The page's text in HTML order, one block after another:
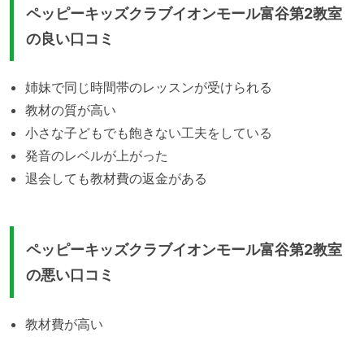
ペッピーキッズクラブイオンモール富谷第2教室
の良い口コミ
姉妹で同じ時間帯のレッスンが受けられる
教材の質が高い
小さな子どもでも飽きない工夫をしている
発音のレベルが上がった
退会しても教材費の返金がある
ペッピーキッズクラブイオンモール富谷第2教室
の悪い口コミ
教材費が高い